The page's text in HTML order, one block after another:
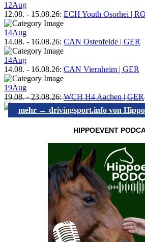
12Aug
12.08. - 15.08.26: ECH Youth Osorhei |
14Aug
14.08. - 16.08.26: CAN Ostenfelde | GER
14Aug
14.08. - 16.08.26: CAN Viernheim | GER
19Aug
19.08.-23.08.26:WCH H4 Aachen | GER
mehr → drivingsport.info von
HIPPOEVENT